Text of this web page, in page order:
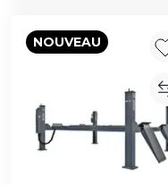
NOUVEAU